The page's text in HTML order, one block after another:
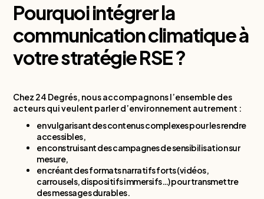
Pourquoi intégrer la
communication climatique à
votre stratégie RSE ?
Chez 24 Degrés, nous accompagnons l’ensemble des
acteurs qui veulent parler d’environnement autrement :
en vulgarisant des contenus complexes pour les rendre
accessibles,
en construisant des campagnes de sensibilisation sur
mesure,
en créant des formats narratifs forts (vidéos,
carrousels, dispositifs immersifs…) pour transmettre
des messages durables.